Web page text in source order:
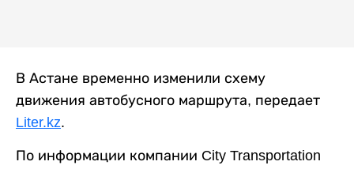
В Астане временно изменили схему
движения автобусного маршрута, передает
Liter.kz.
По информации компании City Transportation